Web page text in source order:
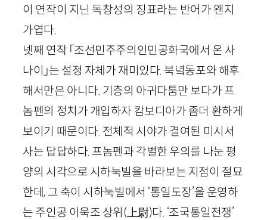
이 연작이 지닌 독창성의 징표라는 반어가 왠지
가엽다.
넷째 연작 「조선민주주의인민공화국에서 온 사
나이」는 설정 자체가 재미있다. 북녘동포와 해후
해서만은 아니다. 기층의 아귀다툼만 보다가 프
놈펜의 정치가 개입하자 캄보디아가 좀더 환하게
보이기 때문이다. 전체적 시야가 결여된 미시서
사는 답답하다. 프놈펜과 각별한 우의를 나눈 평
양의 시각으로 시하눅빌을 바라보는 지점이 절묘
한데, 그 축이 시하눅빌에서 ‘통일도장’을 운영하
는 주인공 이욱조 상위(上尉)다. ‘조국통일전쟁’